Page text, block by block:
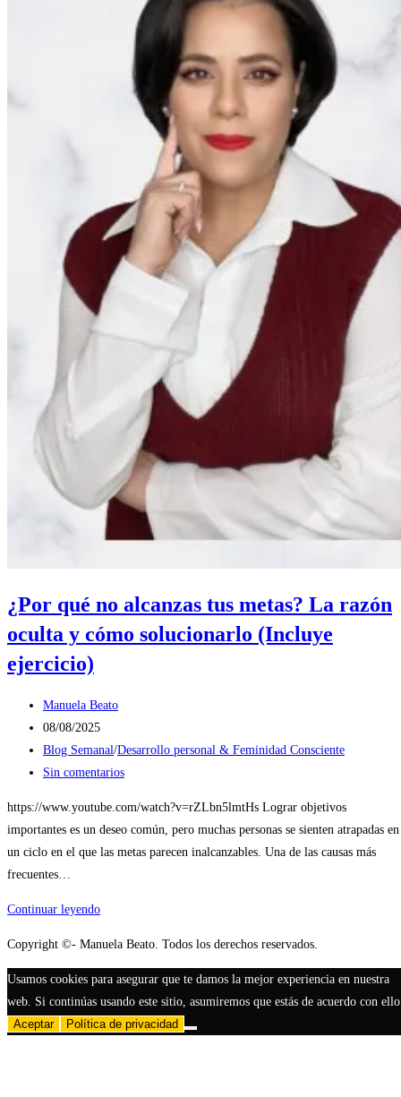
¿Por qué no alcanzas tus metas? La razón
oculta y cómo solucionarlo (Incluye
ejercicio)
Autor
de
la
entrada:
Manuela Beato
Publicación
de
la
08/08/2025
Categoría
de
entrada:
Blog Semanal/Desarrollo personal & Feminidad Consciente
Comentarios
Sin comentarios
https://www.youtube.com/watch?v=rZLbn5lmtHs Lograr objetivos
importantes es un deseo común, pero muchas personas se sienten atrapadas en
un ciclo en el que las metas parecen inalcanzables. Una de las causas más
frecuentes…
Continuar leyendo¿Por
alcanzas
tus
metas?
Copyright ©- Manuela Beato. Todos los derechos reservados.
Usamos cookies para asegurar que te damos la mejor experiencia en nuestra
web. Si continúas usando este sitio, asumiremos que estás de acuerdo con
Aceptar
Política de privacidad